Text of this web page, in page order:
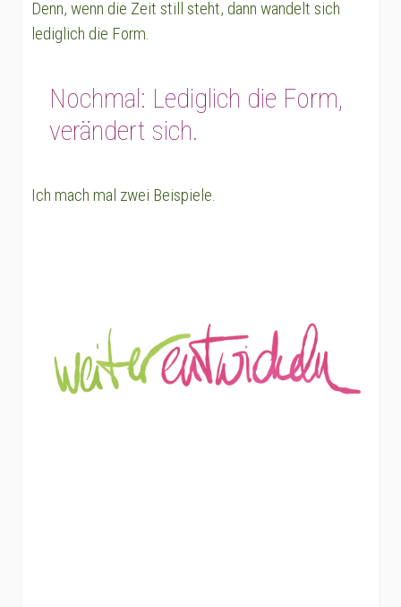
Denn, wenn die Zeit still steht, dann wandelt sich
lediglich die Form.
Nochmal: Lediglich die Form,
verändert sich.
Ich mach mal zwei Beispiele.